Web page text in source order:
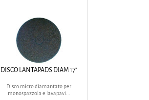
DISCO LANTAPADS DIAM 17"
Disco micro diamantato per
monospazzola e lavapavi...